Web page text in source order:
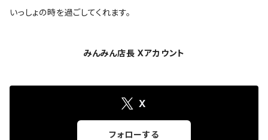
いっしょの時を過ごしてくれます。
みんみん店長 Xアカウント
X
フォローする